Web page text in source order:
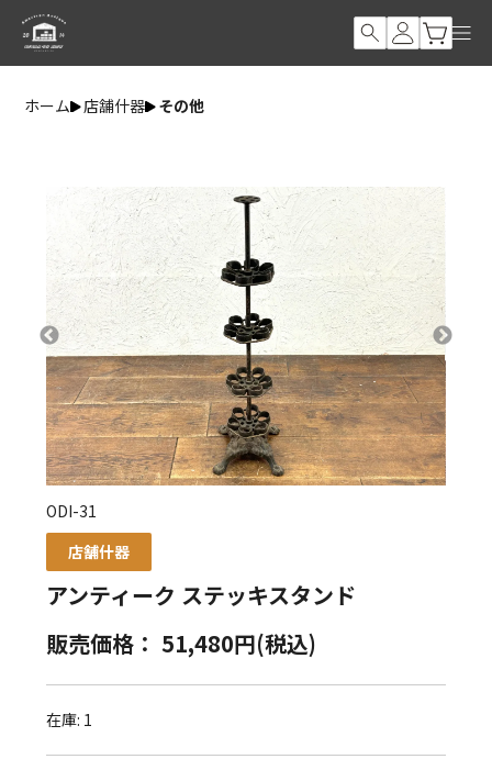
ホーム 店舗什器 その他
ODI-31
店舗什器
アンティーク ステッキスタンド
販売価格： 51,480円(税込)
在庫: 1